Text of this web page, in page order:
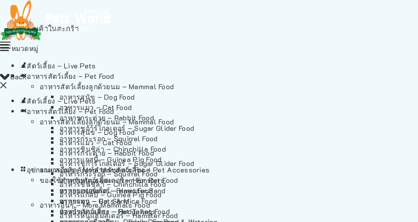
ไม่มีสินค้าในตะกร้า
Back
สัตว์เลี้ยง – Live Pets
อาหารสัตว์เลี้ยง – Pet Food
อาหารสัตว์เลี้ยงลูกด้วยนม – Mammal Food
อาหารสุนัข – Dog Food
อาหารแมว – Cat Food
อาหารกระต่าย – Rabbit Food
อาหารชูก้าร์ไกลเดอร์ – Sugar Glider Food
อาหารกระรอก – Squirrel Food
อาหารชินชิล่า – Chinchilla Food
อาหารแกสบี้ – Guinea Pig Food
อาหารอื่นๆ – More Mammals Food
อาหารหนูแฮมสเตอร์ – Hamster Food
หมวดหมู่
สัตว์เลี้ยง – Live Pets
อาหารสัตว์เลี้ยง – Pet Food
อาหารสัตว์เลี้ยงลูกด้วยนม – Mammal Food
อาหารสุนัข – Dog Food
อาหารแมว – Cat Food
อาหารกระต่าย – Rabbit Food
อาหารชูก้าร์ไกลเดอร์ – Sugar Glider Food
อาหารกระรอก – Squirrel Food
อาหารชินชิล่า – Chinchilla Food
อาหารแกสบี้ – Guinea Pig Food
อาหารอื่นๆ – More Mammals Food
อาหารหนูแฮมสเตอร์ – Hamster Food
อาหารเฟอร์เร็ต – Ferret Food
อาหารหนู – Rats & Mice Food
อาหารเม่นแคระ – Hedgehog Food
อุปกรณและผลิตภัณฑ์สำหรับสัตว์เลี้ยง – Pet Accessories
ของใช้สำหรับสัตว์เลี้ยง – Item For Pets
ทรายแฮมสเตอร์ – Hamster Sand
ทรายแมว – Cat Sand
ห้องน้ำสัตว์เลี้ยง – Pet Toilets